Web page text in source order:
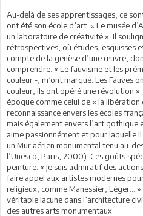
Au-delà de ses apprentissages, ce
ont été son école d’art. « Le musée
un laboratoire de créativité ». Il
rétrospectives, où études, esquisses
compte de la genèse d’une œuvre,
comprendre. « Le fauvisme et les
couleur -, m’ont marqué. Les Fauves
couleur, ils ont opéré une révolution
époque comme celui de « la libération
reconnaissance envers les écoles
mais également envers l’art gothique
aime passionnément et pour laquelle
un Mur aérien monumental tenu au-
l’Unesco, Paris, 2000). Ces goûts
peinture. « Je suis admiratif des
faire appel aux artistes modernes
religieux, comme Manessier, Léger…
véritable lacune dans l’architecture
des autres arts monumentaux.